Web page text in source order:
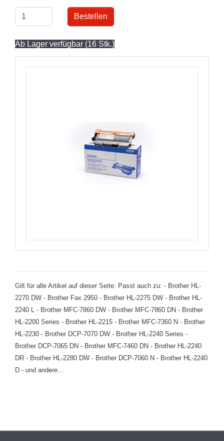
Bestellen
Ab Lager verfügbar (16 Stk.)
Gilt für alle Artikel auf dieser Seite: Passt auch zu: - Brother HL-
2270 DW - Brother Fax 2950 - Brother HL-2275 DW - Brother HL-
2240 L - Brother MFC-7860 DW - Brother MFC-7860 DN - Brother
HL-2200 Series - Brother HL-2215 - Brother MFC-7360 N - Brother
HL-2230 - Brother DCP-7070 DW - Brother HL-2240 Series -
Brother DCP-7065 DN - Brother MFC-7460 DN - Brother HL-2240
DR - Brother HL-2280 DW - Brother DCP-7060 N - Brother HL-2240
D - und andere...